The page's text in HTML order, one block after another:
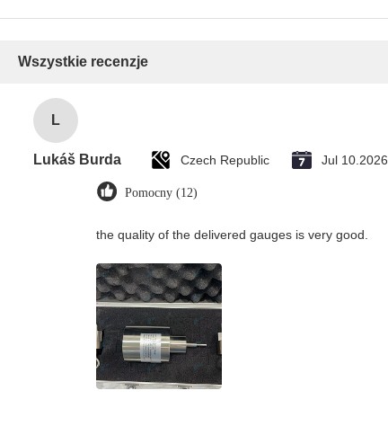
Wszystkie recenzje
L
Lukáš Burda Czech Republic Jul 10.2026
Pomocny (12)
the quality of the delivered gauges is very good.